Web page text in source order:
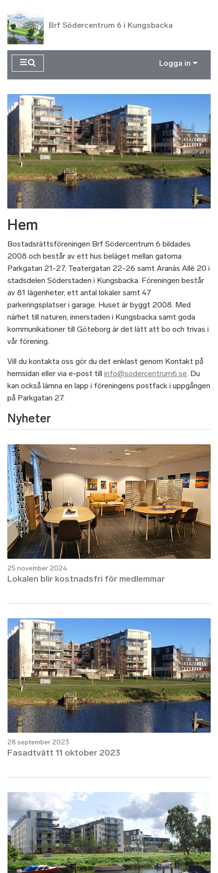
Brf Södercentrum 6 i Kungsbacka
Logga in
Hem
Bostadsrättsföreningen Brf Södercentrum 6 bildades
2008 och består av ett hus beläget mellan gatorna
Parkgatan 21-27, Teatergatan 22-26 samt Aranäs Allè 20 i
stadsdelen Söderstaden i Kungsbacka. Föreningen består
av 81 lägenheter, ett antal lokaler samt 47
parkeringsplatser i garage. Huset är byggt 2008. Med
närhet till naturen, innerstaden i Kungsbacka samt goda
kommunikationer till Göteborg är det lätt att bo och trivas i
vår förening.
Vill du kontakta oss gör du det enklast genom Kontakt på
hemsidan eller via e-post till info@sodercentrum6.se. Du
kan också lämna en lapp i föreningens postfack i uppgången
på Parkgatan 27.
Nyheter
25 november 2024
Lokalen blir kostnadsfri för medlemmar
28 september 2023
Fasadtvätt 11 oktober 2023